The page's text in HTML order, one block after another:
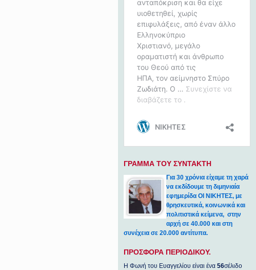
ΓΡΑΜΜΑ ΤΟΥ ΣΥΝΤΑΚΤΗ
Για 30 χρόνια είχαμε τη χαρά
να εκδίδουμε τη διμηνιαία
εφημερίδα ΟΙ ΝΙΚΗΤΕΣ, με
θρησκευτικά, κοινωνικά και
πολιτιστικά κείμενα, στην
αρχή σε 40.000 και στη
συνέχεια σε 20.000 αντίτυπα.
ΠΡΟΣΦΟΡΑ ΠΕΡΙΟΔΙΚΟΥ.
Η Φωνή του Ευαγγελίου είναι ένα56σέλιδο